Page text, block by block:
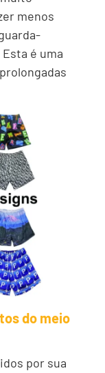
menos
é uma
do meio
por sua